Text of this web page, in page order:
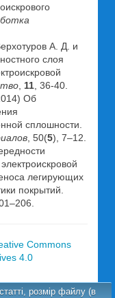
А. Д. и
слоя
11 , 36-40.
Об
сплошности.
, 50(5), 7–12.
легирующих
покрытий.
Commons
4.0
розмір файлу (в